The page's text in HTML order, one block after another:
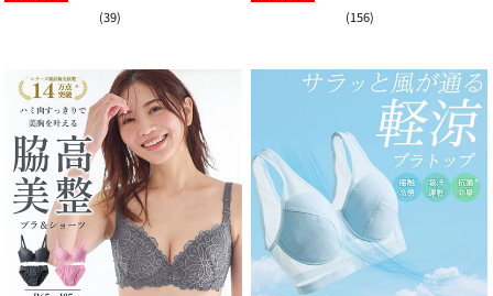
(39) (156)